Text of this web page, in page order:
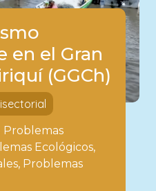
en el Gran
(GGCh)
Problemas
Ecológicos
Problemas